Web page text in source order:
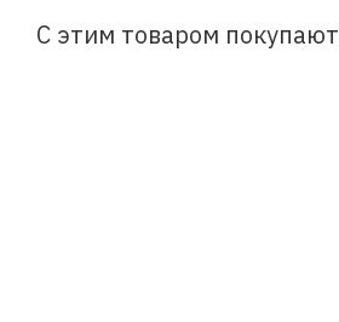
С этим товаром покупают